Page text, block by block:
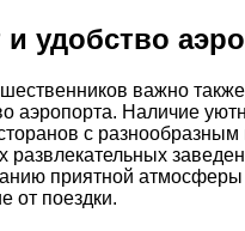
удобство
важно
аэропорта. Наличие
с
развлекательных
приятной
от поездки.